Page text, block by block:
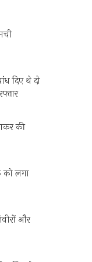
दिए थे दो
की
लगा
और